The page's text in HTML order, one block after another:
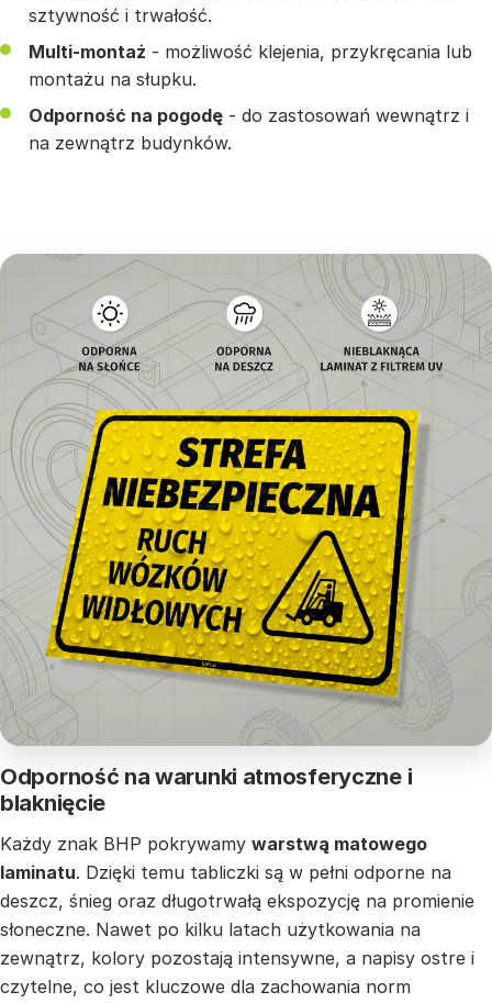
sztywność i trwałość.
Multi-montaż - możliwość klejenia, przykręcania lub
montażu na słupku.
Odporność na pogodę - do zastosowań wewnątrz i
na zewnątrz budynków.
Odporność na warunki atmosferyczne i
blaknięcie
Każdy znak BHP pokrywamy warstwą matowego
laminatu. Dzięki temu tabliczki są w pełni odporne na
deszcz, śnieg oraz długotrwałą ekspozycję na promienie
słoneczne. Nawet po kilku latach użytkowania na
zewnątrz, kolory pozostają intensywne, a napisy ostre i
czytelne, co jest kluczowe dla zachowania norm